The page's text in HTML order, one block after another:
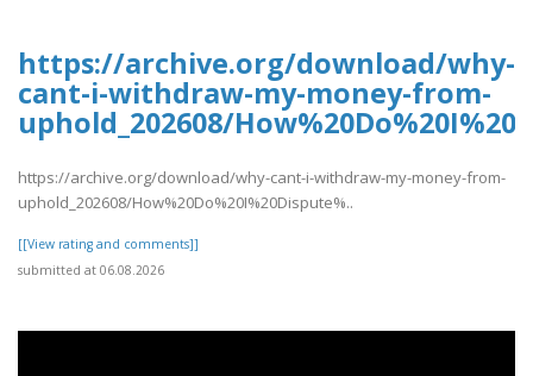
https://archive.org/download/why-
cant-i-withdraw-my-money-from-
uphold_202608/
https://archive.org/download/why-cant-i-withdraw-my-money-from-
uphold_202608/How%20Do%20I%20Dispute%..
[[View rating and comments]]
submitted at 06.08.2026